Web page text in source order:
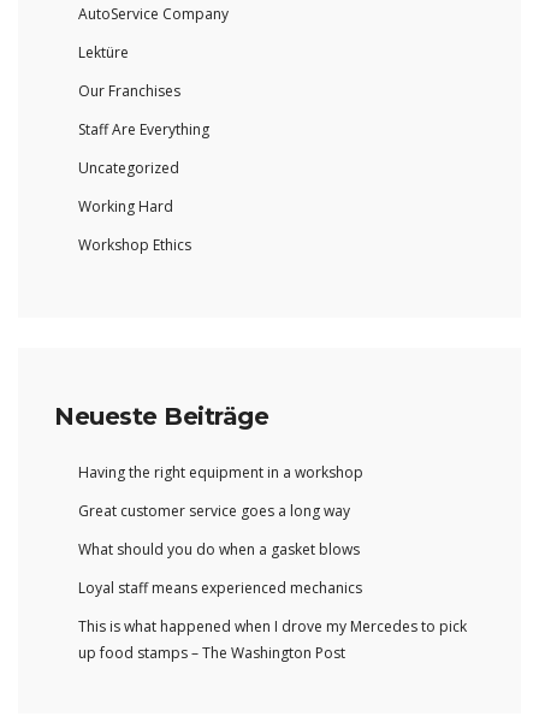
AutoService Company
Lektüre
Our Franchises
Staff Are Everything
Uncategorized
Working Hard
Workshop Ethics
Neueste Beiträge
Having the right equipment in a workshop
Great customer service goes a long way
What should you do when a gasket blows
Loyal staff means experienced mechanics
This is what happened when I drove my Mercedes to pick
up food stamps – The Washington Post